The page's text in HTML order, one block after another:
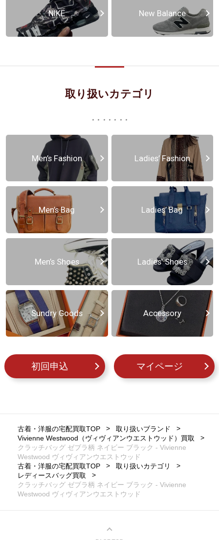
NIKE New Balance
取り扱いカテゴリ
Men’s Fashion Ladies’ Fashion
Men’s Bag Ladies’ Bag
Men’s Shoes Ladies’ Shoes
Sundry Goods Accessory
初回申込 マイページ
古着・洋服の宅配買取TOP
取り扱いブランド
Vivienne Westwood（ヴィヴィアンウエストウッド）買取
クラッチバッグ ゼブラ柄 ネイビー ブラック - Vivienne
Westwood ヴィヴィアンウエストウッド
古着・洋服の宅配買取TOP
取り扱いカテゴリ
レディースバッグ買取
クラッチバッグ ゼブラ柄 ネイビー ブラック - Vivienne
Westwood ヴィヴィアンウエストウッド